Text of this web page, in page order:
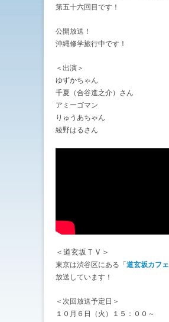
第五十六回目です！
公開放送！
沖縄修学旅行中です！
＜出演＞
ゆずかちゃん
千夏（合谷進之介）さん
アミーゴマン
りゅうあちゃん
綾野はるさん
＜道玄坂ＴＶ＞
東京は渋谷区にある「 道玄坂カフェ
放送しています！
＜次回放送予定日＞
１０月６日（火）１５：００～